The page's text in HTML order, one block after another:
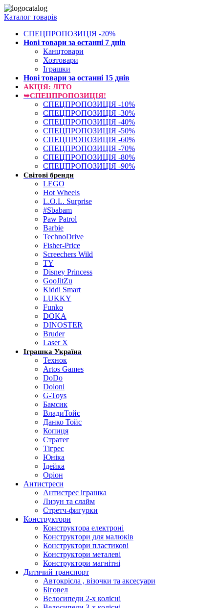
Каталог товарів
СПЕЦПРОПОЗИЦІЯ -20%
Нові товари за останнi 7 днiв
Канцтовари
Хозтовари
Іграшки
Нові товари за останнi 15 днiв
АКЦІЯ: ЛІТО
➥СПЕЦПРОПОЗИЦІЯ!
СПЕЦПРОПОЗИЦІЯ -10%
СПЕЦПРОПОЗИЦІЯ -30%
СПЕЦПРОПОЗИЦІЯ -40%
СПЕЦПРОПОЗИЦІЯ -50%
СПЕЦПРОПОЗИЦІЯ -60%
СПЕЦПРОПОЗИЦІЯ -70%
СПЕЦПРОПОЗИЦІЯ -80%
СПЕЦПРОПОЗИЦІЯ -90%
Світові бренди
LEGO
Hot Wheels
L.O.L. Surprise
#Sbabam
Paw Patrol
Barbie
TechnoDrive
Fisher-Price
Screechers Wild
TY
Disney Princess
GooJitZu
Kiddi Smart
LUKKY
Funko
DOKA
DINOSTER
Bruder
Laser X
Іграшка Україна
Технок
Artos Games
DoDo
Doloni
G-Toys
Бамсик
ВладиТойс
Данко Тойс
Копиця
Стратег
Тігрес
Юніка
Ідейка
Оріон
Антистреси
Антистрес іграшка
Лизун та слайм
Стретч-фигурки
Конструктори
Конструктора електроні
Конструктори для малюків
Конструктори пластикові
Конструктори металеві
Конструктори магнітні
Дитячий транспорт
Автокрісла , візочки та аксесуари
Біговел
Велосипеди 2-х колісні